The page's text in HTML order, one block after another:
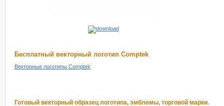
Бесплатный векторный логотип Comptek
Векторные логотипы Comptek
Готовый векторный образец логотипа, эмблемы, торговой марки.